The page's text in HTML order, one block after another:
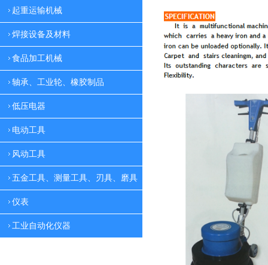
起重运输机械
焊接设备及材料
食品加工机械
轴承、工业轮、橡胶制品
低压电器
电动工具
风动工具
五金工具、测量工具、刃具、磨具
仪表
工业自动化仪器